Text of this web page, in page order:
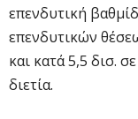
επενδυτική
επενδυτικών
και κατά 5,5 δισ.
διετία.